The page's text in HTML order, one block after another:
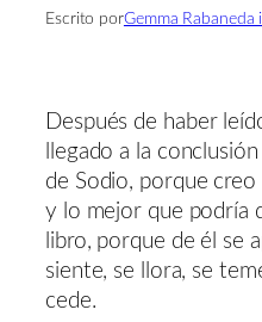
Escrito porGemma Rabaneda
Después de haber
llegado a la
de Sodio, porque
y lo mejor que podría
libro, porque de él se
siente, se llora, se
cede.